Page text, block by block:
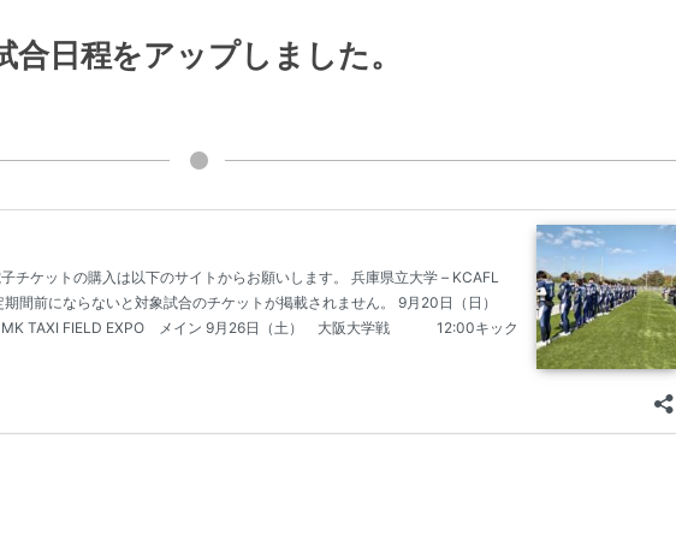
合日程をアップしました。